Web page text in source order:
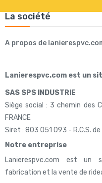
La société
A propos de
Lanierespvc.com est un
SAS SPS INDUSTRIE
Siège social : 3 chemin des
FRANCE
Siret : 803 051 093 - R.C.S. de
Notre entreprise
Lanierespvc.com est un
fabrication et la vente de